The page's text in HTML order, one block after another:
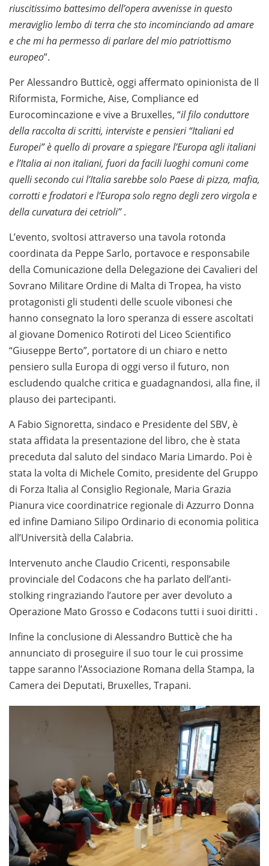
riuscitissimo battesimo dell’opera avvenisse in questo
meraviglio lembo di terra che sto incominciando ad amare
e che mi ha permesso di parlare del mio patriottismo
europeo”.
Per Alessandro Butticè, oggi affermato opinionista de Il
Riformista, Formiche, Aise, Compliance ed
Eurocomincazione e vive a Bruxelles, “il filo conduttore
della raccolta di scritti, interviste e pensieri “Italiani ed
Europei” è quello di provare a spiegare l’Europa agli italiani
e l’Italia ai non italiani, fuori da facili luoghi comuni come
quelli secondo cui l’Italia sarebbe solo Paese di pizza, mafia,
corrotti e frodatori e l’Europa solo regno degli zero virgola e
della curvatura dei cetrioli”.
L’evento, svoltosi attraverso una tavola rotonda
coordinata da Peppe Sarlo, portavoce e responsabile
della Comunicazione della Delegazione dei Cavalieri del
Sovrano Militare Ordine di Malta di Tropea, ha visto
protagonisti gli studenti delle scuole vibonesi che
hanno consegnato la loro speranza di essere ascoltati
al giovane Domenico Rotiroti del Liceo Scientifico
“Giuseppe Berto”, portatore di un chiaro e netto
pensiero sulla Europa di oggi verso il futuro, non
escludendo qualche critica e guadagnandosi, alla fine, il
plauso dei partecipanti.
A Fabio Signoretta, sindaco e Presidente del SBV, è
stata affidata la presentazione del libro, che è stata
preceduta dal saluto del sindaco Maria Limardo. Poi è
stata la volta di Michele Comito, presidente del Gruppo
di Forza Italia al Consiglio Regionale, Maria Grazia
Pianura vice coordinatrice regionale di Azzurro Donna
ed infine Damiano Silipo Ordinario di economia politica
all’Università della Calabria.
Intervenuto anche Claudio Cricenti, responsabile
provinciale del Codacons che ha parlato dell’anti-
stolking ringraziando l’autore per aver devoluto a
Operazione Mato Grosso e Codacons tutti i suoi diritti .
Infine la conclusione di Alessandro Butticè che ha
annunciato di proseguire il suo tour le cui prossime
tappe saranno l’Associazione Romana della Stampa, la
Camera dei Deputati, Bruxelles, Trapani.